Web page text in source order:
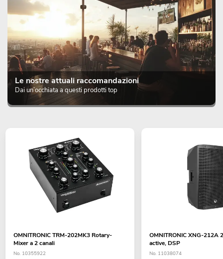
Le nostre attuali raccomandazioni
Dai un’occhiata a questi prodotti top
OMNITRONIC TRM-202MK3 Rotary-
Mixer a 2 canali
No. 10355922
OMNITRONIC XNG-212A
active, DSP
No. 11038074